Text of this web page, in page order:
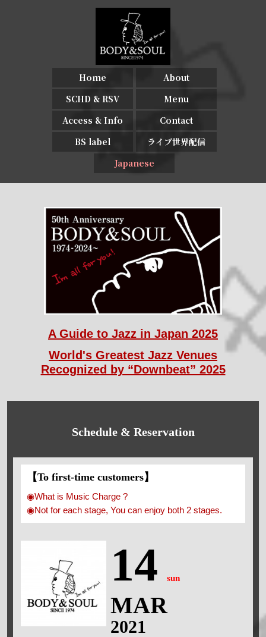
Home
About
SCHD & RSV
Menu
Access & Info
Contact
BS label
ライブ世界配信
Japanese
A Guide to Jazz in Japan 2025
World's Greatest Jazz Venues
Recognized by “Downbeat” 2025
Schedule & Reservation
【To first-time customers】
◉What is Music Charge ?
◉Not for each stage, You can enjoy both 2 stages.
14 sun
MAR
2021